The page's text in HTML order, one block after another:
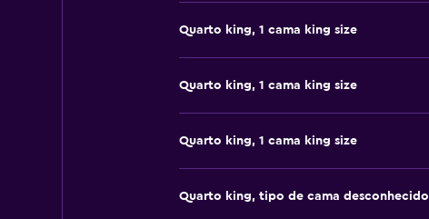
Quarto king, 1 cama king size
Quarto king, 1 cama king size
Quarto king, 1 cama king size
Quarto king, tipo de cama desconhecido